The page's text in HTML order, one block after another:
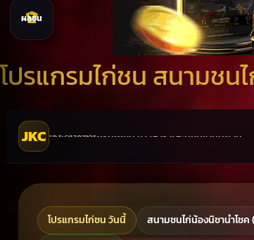
โปรแกรมไก่ชน สนามชน
JKC จ้าวไก่ชน
อัปเดตโปรแกรมไก่ชน ข่าวสาร และคู่ชนเด่นทุกวัน
🏆
ผลชน
โปรแกรมไก่ชน วันนี้
สนามชนไก่น้องนิชานำโชค